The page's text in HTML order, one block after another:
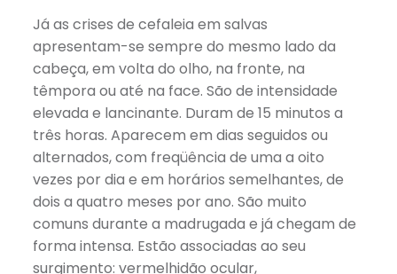
Já as crises de cefaleia em salvas
apresentam-se sempre do mesmo lado da
cabeça, em volta do olho, na fronte, na
têmpora ou até na face. São de intensidade
elevada e lancinante. Duram de 15 minutos a
três horas. Aparecem em dias seguidos ou
alternados, com freqüência de uma a oito
vezes por dia e em horários semelhantes, de
dois a quatro meses por ano. São muito
comuns durante a madrugada e já chegam de
forma intensa. Estão associadas ao seu
surgimento: vermelhidão ocular,